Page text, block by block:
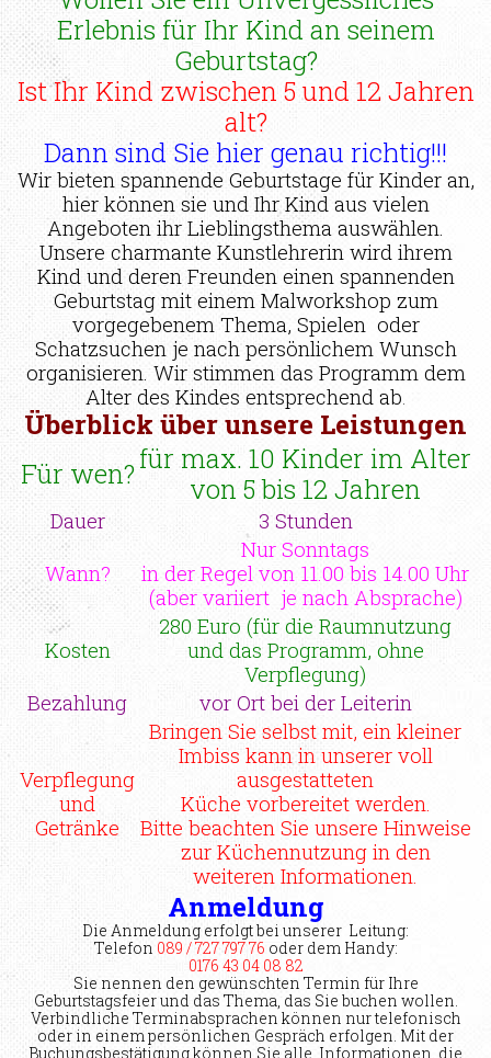
Erlebnis für Ihr Kind an seinem
Geburtstag?
Ist Ihr Kind zwischen 5 und 12 Jahren
alt?
Dann sind Sie hier genau richtig!!!
Wir bieten spannende Geburtstage für Kinder an,
hier können sie und Ihr Kind aus vielen
Angeboten ihr Lieblingsthema auswählen.
Unsere charmante Kunstlehrerin wird ihrem
Kind und deren Freunden einen spannenden
Geburtstag mit einem Malworkshop zum
vorgegebenem Thema, Spielen oder
Schatzsuchen je nach persönlichem Wunsch
organisieren. Wir stimmen das Programm dem
Alter des Kindes entsprechend ab.
Überblick über unsere Leistungen
Für wen?für max. 10 Kinder im Alter
von 5 bis 12 Jahren
Dauer
3 Stunden
Wann?
Nur Sonntags
in der Regel von 11.00 bis 14.00 Uhr
(aber variiert je nach Absprache)
Kosten
280 Euro (für die Raumnutzung
und das Programm, ohne
Verpflegung)
Bezahlung
vor Ort bei der Leiterin
Verpflegung
und
Getränke
Bringen Sie selbst mit, ein kleiner
Imbiss kann in unserer voll
ausgestatteten
Küche vorbereitet werden.
Bitte beachten Sie unsere Hinweise
zur Küchennutzung in den
weiteren Informationen.
Anmeldung
Die Anmeldung erfolgt bei unserer Leitung:
Telefon 089 / 727 797 76 oder dem Handy:
0176 43 04 08 82
Sie nennen den gewünschten Termin für Ihre
Geburtstagsfeier und das Thema, das Sie buchen wollen.
Verbindliche Terminabsprachen können nur telefonisch
oder in einem persönlichen Gespräch erfolgen. Mit der
Buchungsbestätigung können Sie alle Informationen, die